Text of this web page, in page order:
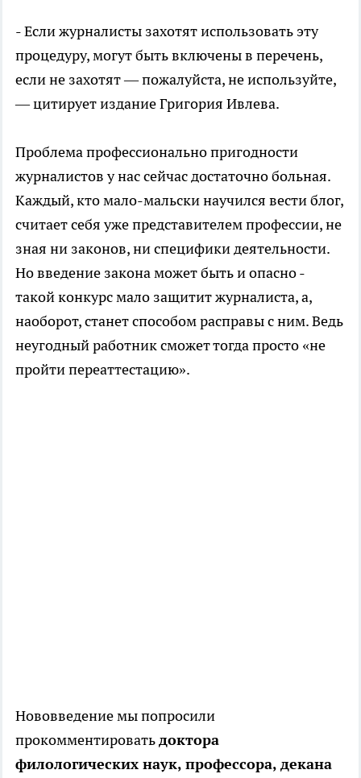
- Если журналисты захотят использовать эту
процедуру, могут быть включены в перечень,
если не захотят — пожалуйста, не используйте,
— цитирует издание Григория Ивлева.
Проблема профессионально пригодности
журналистов у нас сейчас достаточно больная.
Каждый, кто мало-мальски научился вести блог,
считает себя уже представителем профессии, не
зная ни законов, ни специфики деятельности.
Но введение закона может быть и опасно -
такой конкурс мало защитит журналиста, а,
наоборот, станет способом расправы с ним. Ведь
неугодный работник сможет тогда просто «не
пройти переаттестацию».
Нововведение мы попросили
прокомментироватьдоктора
филологических наук, профессора, декана